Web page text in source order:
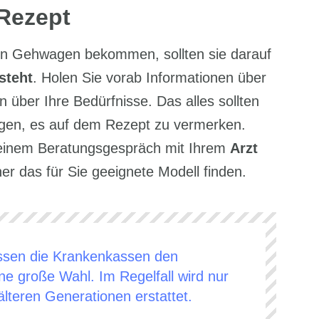
Gehwagen bekommen, sollten sie darauf
. Holen Sie vorab Informationen über
über Ihre Bedürfnisse. Das alles sollten
es auf dem Rezept zu vermerken.
Beratungsgespräch mit Ihrem Arzt
das für Sie geeignete Modell finden.
die Krankenkassen den
große Wahl. Im Regelfall wird nur
Generationen erstattet.